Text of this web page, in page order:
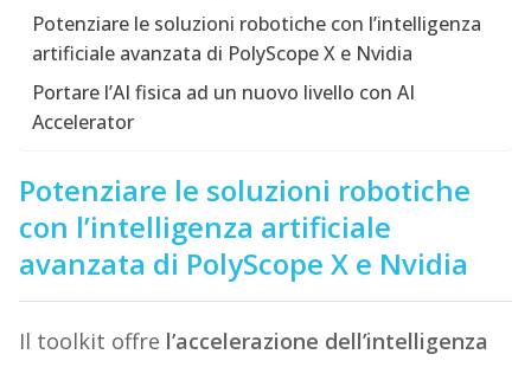
Potenziare le soluzioni robotiche con l’intelligenza
artificiale avanzata di PolyScope X e Nvidia
Portare l’AI fisica ad un nuovo livello con AI
Accelerator
Potenziare le soluzioni robotiche
con l’intelligenza artificiale
avanzata di PolyScope X e Nvidia
Il toolkit offre l’accelerazione dell’intelligenza